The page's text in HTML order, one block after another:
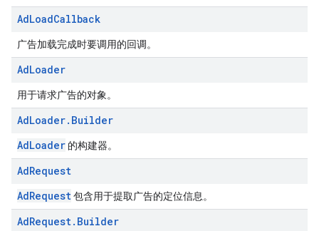
AdLoadCallback
广告加载完成时要调用的回调。
AdLoader
用于请求广告的对象。
AdLoader. Builder
AdLoader 的构建器。
AdRequest
AdRequest包含用于提取广告的定位信息。
AdRequest. Builder